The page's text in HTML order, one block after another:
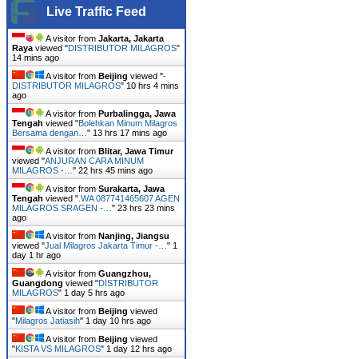
Live Traffic Feed
A visitor from Jakarta, Jakarta
Raya viewed "DISTRIBUTOR MILAGROS"
14 mins ago
A visitor from Beijing viewed "-
DISTRIBUTOR MILAGROS" 10 hrs 4 mins
ago
A visitor from Purbalingga, Jawa
Tengah viewed "Bolehkan Minum Milagros
Bersama dengan… " 13 hrs 17 mins ago
A visitor from Blitar, Jawa Timur
viewed "ANJURAN CARA MINUM
MILAGROS -… " 22 hrs 45 mins ago
A visitor from Surakarta, Jawa
Tengah viewed " .WA 087741465607 AGEN
MILAGROS SRAGEN -… " 23 hrs 23 mins
ago
A visitor from Nanjing, Jiangsu
viewed "Jual Milagros Jakarta Timur -… " 1
day 1 hr ago
A visitor from Guangzhou,
Guangdong viewed "DISTRIBUTOR
MILAGROS" 1 day 5 hrs ago
A visitor from Beijing viewed
"Milagros Jatiasih" 1 day 10 hrs ago
A visitor from Beijing viewed
"KISTA VS MILAGROS" 1 day 12 hrs ago